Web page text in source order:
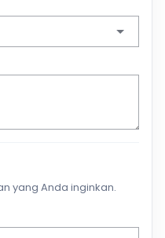
yang Anda inginkan.